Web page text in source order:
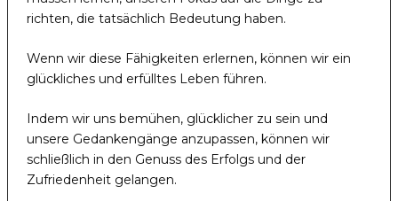
richten, die tatsächlich Bedeutung haben.
Wenn wir diese Fähigkeiten erlernen, können wir ein
glückliches und erfülltes Leben führen.
Indem wir uns bemühen, glücklicher zu sein und
unsere Gedankengänge anzupassen, können wir
schließlich in den Genuss des Erfolgs und der
Zufriedenheit gelangen.